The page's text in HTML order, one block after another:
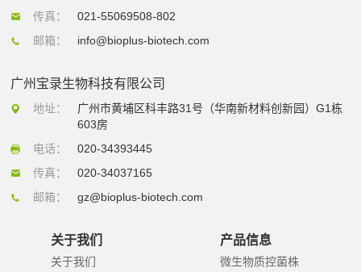
传真：
021-55069508-802
邮箱：
info@bioplus-biotech.com
广州宝录生物科技有限公司
地址：
广州市黄埔区科丰路31号（华南新材料创新园）G1栋
603房
电话：
020-34393445
传真：
020-34037165
邮箱：
gz@bioplus-biotech.com
关于我们
关于我们
产品信息
微生物质控菌株